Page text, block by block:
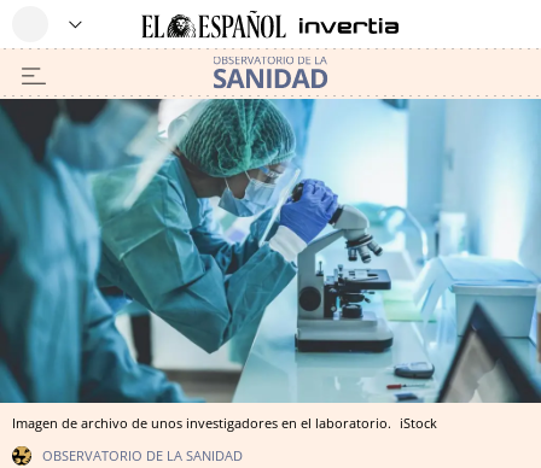
Imagen de archivo de unos investigadores en el laboratorio. iStock
OBSERVATORIO DE LA SANIDAD